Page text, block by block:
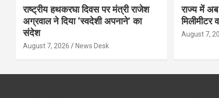
राष्ट्रीय हथकरघा दिवस पर मंत्री राजेश
अग्रवाल ने दिया ‘स्वदेशी अपनाने’ का
संदेश
August 7, 2026 News Desk
राज्य में
मिलीमीटर
August 7,